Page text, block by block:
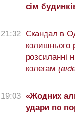
сім
21:32 Скандал в
колишнього
розсиланні
колегам
19:03 «Жодних
удари по